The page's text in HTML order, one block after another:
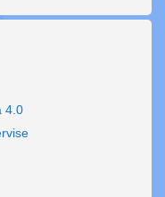
4.0